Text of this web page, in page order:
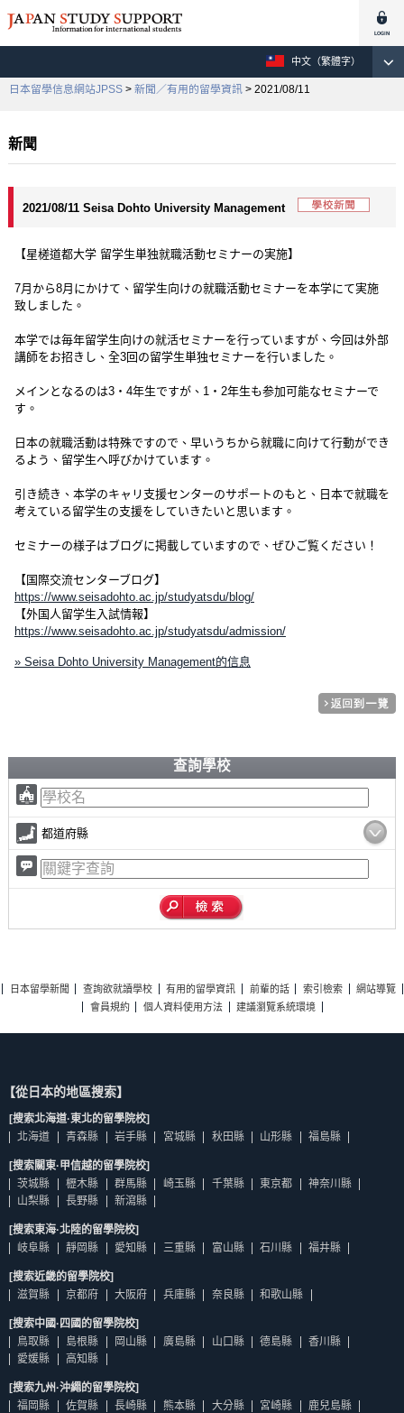
中文（繁體字）
日本留學信息網站JPSS > 新聞／有用的留學資訊 > 2021/08/11
新聞
2021/08/11 Seisa Dohto University Management
【星槎道都大学 留学生単独就職活動セミナーの実施】
7月から8月にかけて、留学生向けの就職活動セミナーを本学にて実施
致しました。
本学では毎年留学生向けの就活セミナーを行っていますが、今回は外部
講師をお招きし、全3回の留学生単独セミナーを行いました。
メインとなるのは3・4年生ですが、1・2年生も参加可能なセミナーで
す。
日本の就職活動は特殊ですので、早いうちから就職に向けて行動ができ
るよう、留学生へ呼びかけています。
引き続き、本学のキャリ支援センターのサポートのもと、日本で就職を
考えている留学生の支援をしていきたいと思います。
セミナーの様子はブログに掲載していますので、ぜひご覧ください！
【国際交流センターブログ】
https://www.seisadohto.ac.jp/studyatsdu/blog/
【外国人留学生入試情報】
https://www.seisadohto.ac.jp/studyatsdu/admission/
» Seisa Dohto University Management的信息
查詢學校
都道府縣
日本留學新聞 查詢欲就讀學校 有用的留學資訊 前輩的話 索引檢索
網站導覽
會員規約
個人資料使用方法 建議瀏覽系統環境
【從日本的地區搜索】
[搜索北海道·東北的留學院校]
北海道
青森縣 岩手縣 宮城縣 秋田縣 山形縣 福島縣
[搜索關東·甲信越的留學院校]
茨城縣
櫪木縣 群馬縣 崎玉縣 千葉縣 東京都
神奈川縣
山梨縣
長野縣 新瀉縣
[搜索東海·北陸的留學院校]
岐阜縣
靜岡縣 愛知縣 三重縣 富山縣 石川縣 福井縣
[搜索近畿的留學院校]
滋賀縣
京都府 大阪府 兵庫縣 奈良縣 和歌山縣
[搜索中國·四國的留學院校]
鳥取縣
島根縣 岡山縣 廣島縣 山口縣 德島縣
香川縣
愛媛縣
高知縣
[搜索九州·沖繩的留學院校]
福岡縣
佐賀縣 長崎縣 熊本縣 大分縣 宮崎縣
鹿兒島縣